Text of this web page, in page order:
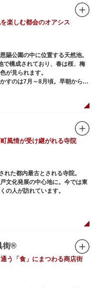
楽しむ都会のオアシス
賜公園の中に位置する天然池。
で構成されており、春は桜、梅
が見られます。
すのは7月～8月頃。早朝から午
光客が朝早くから池を訪れま
キを散歩しながら朝の不忍池を
しれません。また、「鵜の池」
渡り鳥が訪れます。大都会の中
トです。
ったりと、思い思いの時間をお
風情が受け継がれる寺院
た都内最古とされる寺院。
文化発展の中心地に。今では東
の人が訪れています。
は、高さ3.9mの大提灯と風神雷
2体の仁王尊像が並ぶ山門「宝
す。本堂前には、邪気を払うご
本堂にはご本尊の聖観世音菩薩
れています。
立つ五重塔、国指定重要文化財
が祀られた影向堂（ようごうど
楽しみください。
街®
う「食」にまつわる商店街